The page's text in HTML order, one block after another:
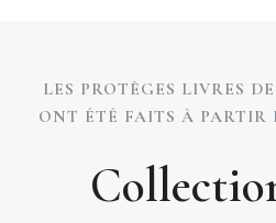
LES PROTÈGES LIVRES
ONT ÉTÉ FAITS À PARTIR